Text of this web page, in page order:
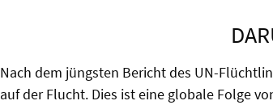
Nach dem jüngsten Bericht des UN-
auf der Flucht. Dies ist eine globale Folge